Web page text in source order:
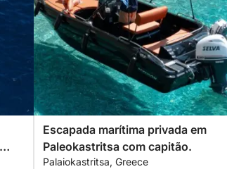
Escapada marítima privada em
Paleokastritsa com capitão.
Palaiokastritsa, Greece